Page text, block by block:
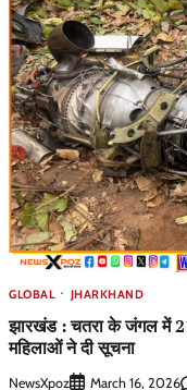
GLOBAL JHARKHAND
झारखंड : चतरा के जंगल में 21
महिलाओं ने दी सूचना
NewsXpoz March 16, 2026